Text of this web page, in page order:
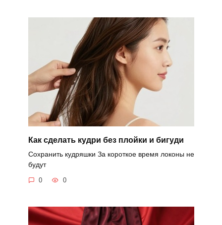
Как сделать кудри без плойки и бигуди
Сохранить кудряшки За короткое время локоны не
будут
0 0